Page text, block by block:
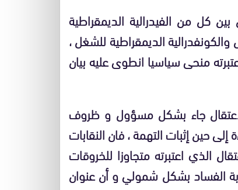
كل من الفيدرالية الديمقراطية
الديمقراطية للشغل ،
منحى سياسيا انطوى عليه بيان
جاء بشكل مسؤول و ظروف
حين إثبات التهمة ، فان النقابات
الذي اعتبرته متجاوزا للخروقات
الفساد بشكل شمولي و أن عنوان